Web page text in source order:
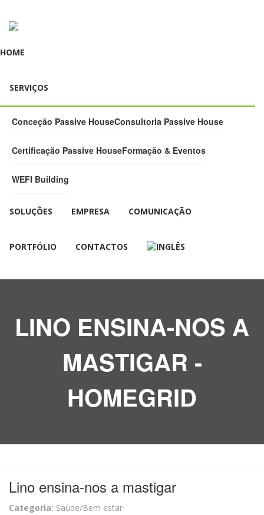
HOME
SERVIÇOS
Conceção Passive HouseConsultoria Passive House
Certificação Passive HouseFormação & Eventos
WEFI Building
SOLUÇÕES EMPRESA COMUNICAÇÃO
PORTFÓLIO CONTACTOS
LINO ENSINA-NOS A
MASTIGAR -
HOMEGRID
Lino ensina-nos a mastigar
Categoria: Saúde/Bem estar